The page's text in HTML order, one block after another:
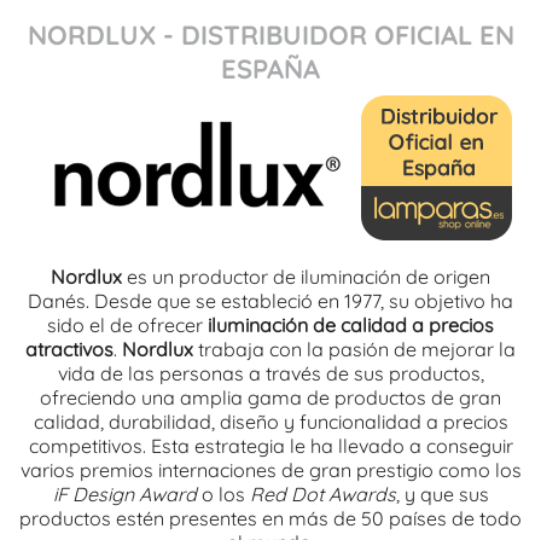
NORDLUX - DISTRIBUIDOR OFICIAL EN
ESPAÑA
Nordlux es un productor de iluminación de origen
Danés. Desde que se estableció en 1977, su objetivo ha
sido el de ofrecer iluminación de calidad a precios
atractivos. Nordlux trabaja con la pasión de mejorar la
vida de las personas a través de sus productos,
ofreciendo una amplia gama de productos de gran
calidad, durabilidad, diseño y funcionalidad a precios
competitivos. Esta estrategia le ha llevado a conseguir
varios premios internaciones de gran prestigio como los
iF Design Awardo los Red Dot Awards, y que sus
productos estén presentes en más de 50 países de todo